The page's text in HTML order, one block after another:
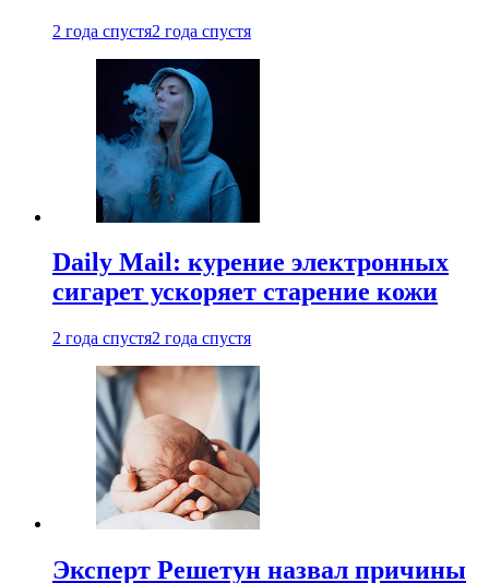
2 года спустя2 года спустя
Daily Mail: курение электронных
сигарет ускоряет старение кожи
2 года спустя2 года спустя
Эксперт Решетун назвал причины